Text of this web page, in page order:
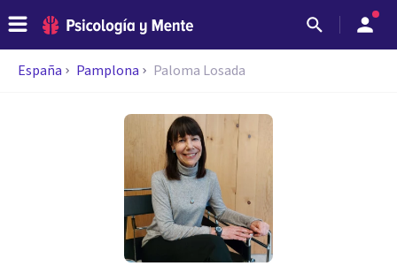
España Pamplona Paloma Losada